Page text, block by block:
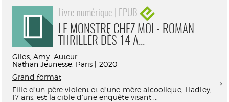
Livre numérique | EPUB
LE MONSTRE CHEZ MOI - ROMAN
THRILLER DÈS 14 A...
Giles, Amy. Auteur
Nathan Jeunesse. Paris | 2020
Grand format
Fille d'un père violent et d'une mère alcoolique, Hadley,
17 ans, est la cible d'une enquête visant ...